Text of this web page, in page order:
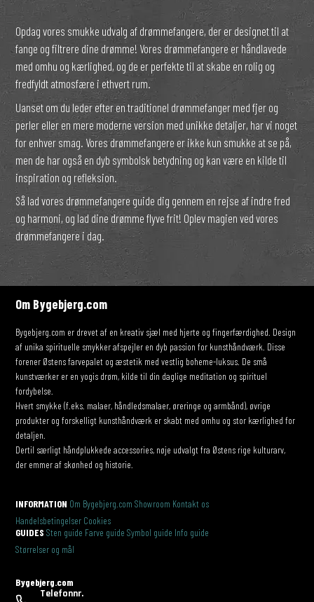
Opdag vores smukke udvalg af drømmefangere, der er designet til at
fange og filtrere dine drømme! Vores drømmefangere er håndlavede
med omhu og kærlighed, og de er perfekte til at skabe en rolig og
fredfyldt atmosfære i ethvert rum.
Uanset om du leder efter en traditionel drømmefanger med fjer og
perler eller en mere moderne version med unikke detaljer, har vi noget
for enhver smag. Vores drømmefangere er ikke kun smukke at se på,
men de har også en dyb symbolsk betydning og kan være en kilde til
inspiration og refleksion.
Så lad vores drømmefangere guide dig gennem en rejse af indre fred
og harmoni, og lad dine drømme flyve frit! Oplev magien ved vores
drømmefangere i dag.
Om Bygebjerg.com
Bygebjerg.com er drevet af en kreativ sjæl med hjerte og fingerfærdighed. Design
af unika spirituelle smykker afspejler en dyb passion for kunsthåndværk. Disse
forener Østens farvepalet og æstetik med vestlig boheme-luksus. De små
kunstværker er en yogis drøm, kilde til din daglige meditation og spirituel
fordybelse.
Hvert smykke (f.eks. malaer, håndledsmalaer, øreringe og armbånd), øvrige
produkter og forskelligt kunsthåndværk er skabt med omhu og stor kærlighed for
detaljen.
Dertil særligt håndplukkede accessories, nøje udvalgt fra Østens rige kulturarv,
der emmer af skønhed og historie.
INFORMATION Om Bygebjerg.com Showroom Kontakt os
Handelsbetingelser Cookies
GUIDES Sten guide Farve guide Symbol guide Info guide
Størrelser og mål
Bygebjerg.com
Telefonnr.